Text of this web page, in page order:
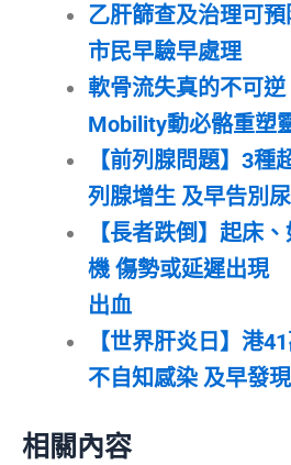
乙肝篩查及治理可
市民早驗早處理
軟骨流失真的不可逆
Mobility動必骼重塑
【前列腺問題】3種
列腺增生 及早告別
【長者跌倒】起床
機 傷勢或延遲出現
出血
【世界肝炎日】港
不自知感染 及早發
相關內容